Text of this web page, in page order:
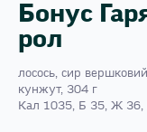
Бонус
рол
лосось, сир
кунжут, 304 г
Кал 1035, Б 35, Ж 36,